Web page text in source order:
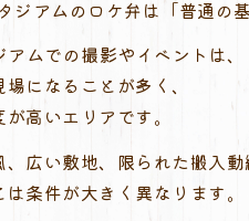
ジアムのロケ弁は「普通の
ムでの撮影やイベントは、
になることが多く、
高いエリアです。
広い敷地、限られた搬入動
条件が大きく異なります。